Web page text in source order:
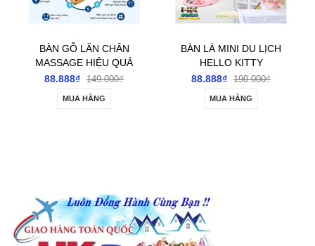
BÀN LÀ MINI DU LỊCH
HELLO KITTY
88.888₫
190.000₫
MUA HÀNG
BẢNG SỐ ĐIỆN THOẠI
GẮN Ô TÔ KHI DỪNG
ĐỖ XE
66.666₫ 99.000₫
TÙY CHỌN